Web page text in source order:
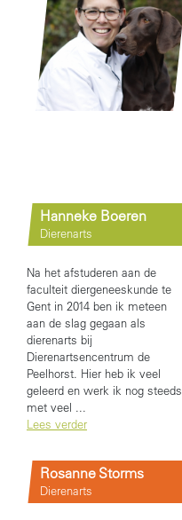
Hanneke Boeren
Dierenarts
Na het afstuderen aan de
faculteit diergeneeskunde te
Gent in 2014 ben ik meteen
aan de slag gegaan als
dierenarts bij
Dierenartsencentrum de
Peelhorst. Hier heb ik veel
geleerd en werk ik nog steeds
met veel ...
Lees verder
Rosanne Storms
Dierenarts